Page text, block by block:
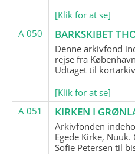
[Klik for at se]
A 050
BARKSKIBET
Denne arkivfond
rejse fra
Udtaget til
[Klik for at se]
A 051
KIRKEN I
Arkivfonden
Egede Kirke,
Sofie Petersen til